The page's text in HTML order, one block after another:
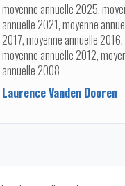
moyenne annuelle 2025,
annuelle 2021, moyenne
2017, moyenne annuelle
moyenne annuelle 2012,
annuelle 2008
Laurence Vanden Dooren